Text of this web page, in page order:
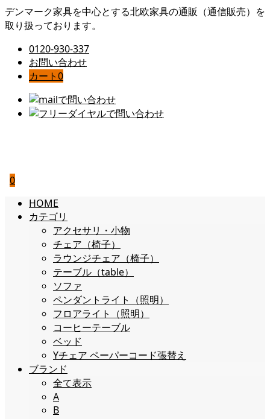
デンマーク家具を中心とする北欧家具の通販（通信販売）を
取り扱っております。
0120-930-337
お問い合わせ
カート0
0
HOME
カテゴリ
アクセサリ・小物
チェア（椅子）
ラウンジチェア（椅子）
テーブル（table）
ソファ
ペンダントライト（照明）
フロアライト（照明）
コーヒーテーブル
ベッド
Yチェア ペーパーコード張替え
ブランド
全て表示
A
B